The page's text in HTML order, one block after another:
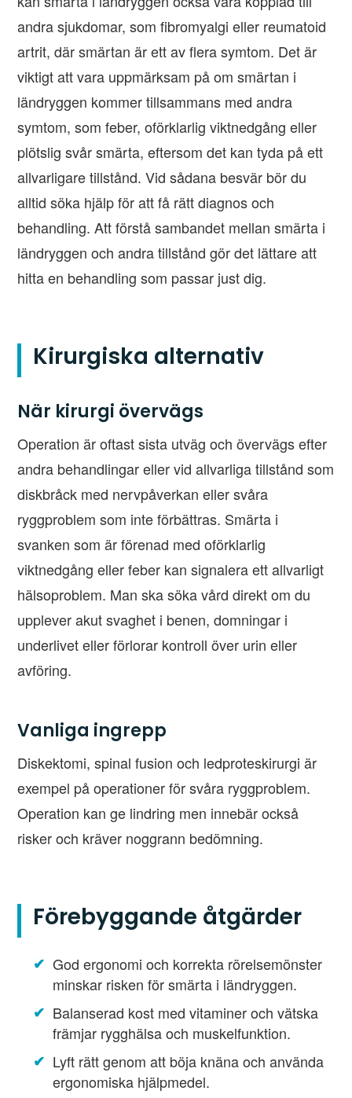
andra sjukdomar, som fibromyalgi eller reumatoid
artrit, där smärtan är ett av flera symtom. Det är
viktigt att vara uppmärksam på om smärtan i
ländryggen kommer tillsammans med andra
symtom, som feber, oförklarlig viktnedgång eller
plötslig svår smärta, eftersom det kan tyda på ett
allvarligare tillstånd. Vid sådana besvär bör du
alltid söka hjälp för att få rätt diagnos och
behandling. Att förstå sambandet mellan smärta i
ländryggen och andra tillstånd gör det lättare att
hitta en behandling som passar just dig.
Kirurgiska alternativ
När kirurgi övervägs
Operation är oftast sista utväg och övervägs efter
andra behandlingar eller vid allvarliga tillstånd som
diskbråck med nervpåverkan eller svåra
ryggproblem som inte förbättras. Smärta i
svanken som är förenad med oförklarlig
viktnedgång eller feber kan signalera ett allvarligt
hälsoproblem. Man ska söka vård direkt om du
upplever akut svaghet i benen, domningar i
underlivet eller förlorar kontroll över urin eller
avföring.
Vanliga ingrepp
Diskektomi, spinal fusion och ledproteskirurgi är
exempel på operationer för svåra ryggproblem.
Operation kan ge lindring men innebär också
risker och kräver noggrann bedömning.
Förebyggande åtgärder
God ergonomi och korrekta rörelsemönster
minskar risken för smärta i ländryggen.
Balanserad kost med vitaminer och vätska
främjar rygghälsa och muskelfunktion.
Lyft rätt genom att böja knäna och använda
ergonomiska hjälpmedel.